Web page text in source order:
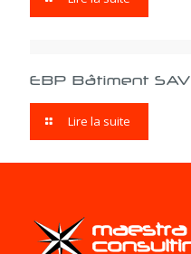
EBP Bâtiment SAV
Lire la suite